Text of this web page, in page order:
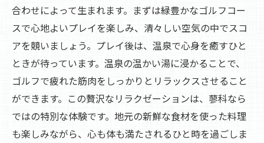
合わせによって生まれます。まずは緑豊かなゴルフコー
スで心地よいプレイを楽しみ、清々しい空気の中でスコ
アを競いましょう。プレイ後は、温泉で心身を癒すひと
ときが待っています。温泉の温かい湯に浸かることで、
ゴルフで疲れた筋肉をしっかりとリラックスさせること
ができます。この贅沢なリラクゼーションは、蓼科なら
ではの特別な体験です。地元の新鮮な食材を使った料理
も楽しみながら、心も体も満たされるひと時を過ごしま